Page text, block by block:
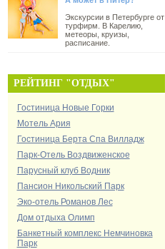
Экскурсии в Петербурге от
турфирм. В Карелию,
метеоры, круизы,
расписание.
РЕЙТИНГ "ОТДЫХ"
Гостиница Новые Горки
Мотель Ария
Гостиница Берта Спа Вилладж
Парк-Отель Воздвиженское
Парусный клуб Водник
Пансион Никольский Парк
Эко-отель Романов Лес
Дом отдыха Олимп
Банкетный комплекс Немчиновка
Парк